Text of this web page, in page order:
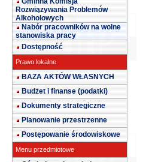
Rozwiązywania Problemów
Alkoholowych
Nabór pracowników na wolne
stanowiska pracy
Dostępność
Prawo lokalne
BAZA AKTÓW WŁASNYCH
Budżet i finanse (podatki)
Dokumenty strategiczne
Planowanie przestrzenne
Postępowanie środowiskowe
Menu przedmiotowe